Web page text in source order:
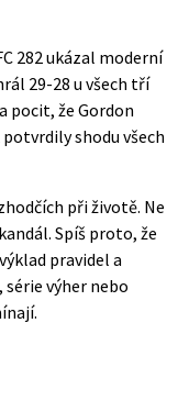
282 ukázal moderní
29-28 u všech tří
pocit, že Gordon
potvrdily shodu všech
při životě. Ne
Spíš proto, že
pravidel a
výher nebo